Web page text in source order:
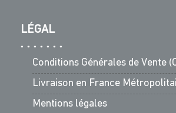
LÉGAL
Conditions Générales de Vente
Livraison en France
Mentions légales